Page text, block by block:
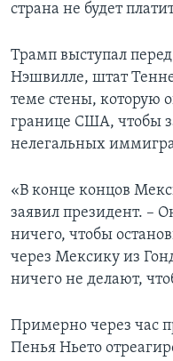
страна не будет
Трамп выступал
Нэшвилле, штат
теме стены, которую
границе США, чтобы
нелегальных
«В конце концов
заявил президент. –
ничего, чтобы
через Мексику из
ничего не делают,
Примерно через час
Пенья Ньето